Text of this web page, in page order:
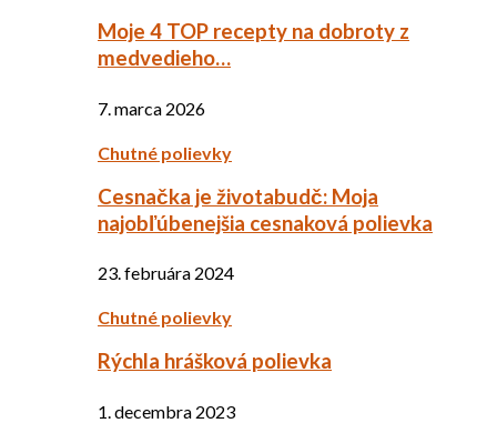
Moje 4 TOP recepty na dobroty z
medvedieho…
7. marca 2026
Chutné polievky
Cesnačka je životabudč: Moja
najobľúbenejšia cesnaková polievka
23. februára 2024
Chutné polievky
Rýchla hrášková polievka
1. decembra 2023